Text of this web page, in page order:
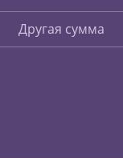
Другая сумма